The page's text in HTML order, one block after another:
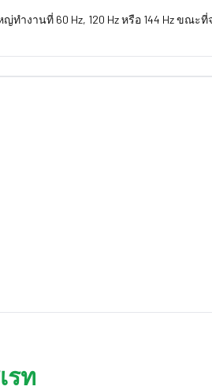
ำงานที่ 60 Hz, 120 Hz หรือ 144 Hz ขณะที่
รท